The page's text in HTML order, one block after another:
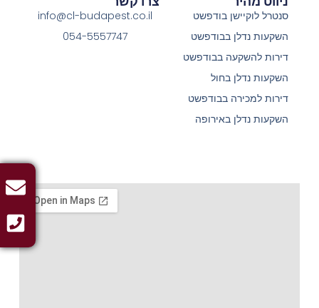
סנטרל לוקיישן בודפשט
השקעות נדלן בבודפשט
דירות להשקעה בבודפשט
השקעות נדלן בחול
דירות למכירה בבודפשט
השקעות נדלן באירופה
info@cl-budapest.co.il
054-5557747